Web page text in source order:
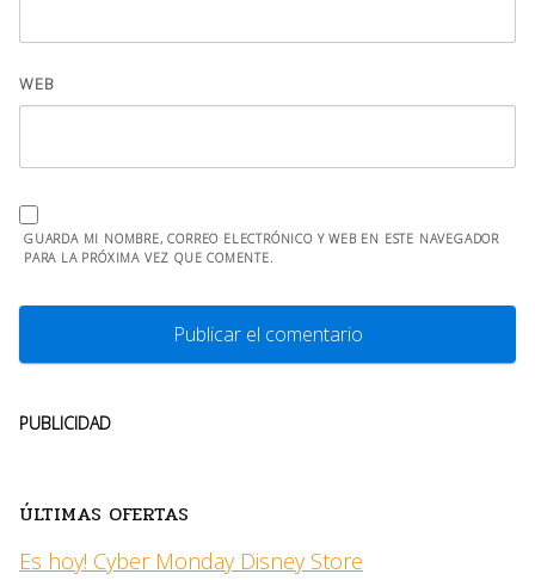
WEB
GUARDA MI NOMBRE, CORREO ELECTRÓNICO Y WEB EN ESTE NAVEGADOR
PARA LA PRÓXIMA VEZ QUE COMENTE.
PUBLICIDAD
ÚLTIMAS OFERTAS
Es hoy! Cyber Monday Disney Store